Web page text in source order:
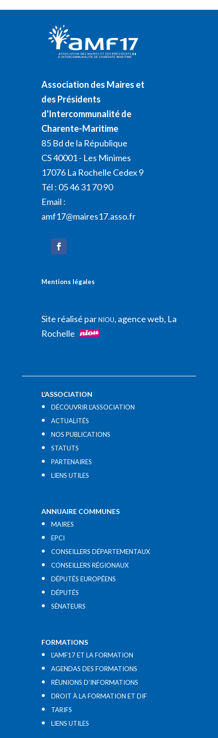
Association des Maires et
des Présidents
d'Intercommunalité de
Charente-Maritime
85 Bd de la République
CS 40001 - Les Minimes
17076 La Rochelle Cedex 9
Tél : 05 46 31 70 90
Email :
amf17@maires17.asso.fr
Mentions légales
Site réalisé parNIOU, agence web, La
Rochelle
L’ASSOCIATION
DÉCOUVRIR L’ASSOCIATION
ACTUALITÉS
NOS PUBLICATIONS
STATUTS
PARTENAIRES
LIENS UTILES​
ANNUAIRE COMMUNES
MAIRES
EPCI
CONSEILLERS DÉPARTEMENTAUX
CONSEILLERS RÉGIONAUX
DÉPUTÉS EUROPÉENS
DÉPUTÉS
SÉNATEURS
FORMATIONS
L’AMF17 ET LA FORMATION
AGENDAS DES FORMATIONS
RÉUNIONS D’INFORMATIONS
DROIT À LA FORMATION ET DIF
TARIFS
LIENS UTILES​